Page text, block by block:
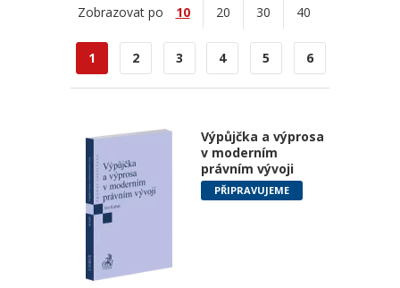
Zobrazovat po 10 20 30 40
1 2 3 4 5 6
Výpůjčka a výprosa
v moderním
právním vývoji
PŘIPRAVUJEME